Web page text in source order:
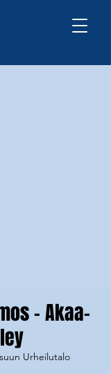
- Akaa-
Urheilutalo